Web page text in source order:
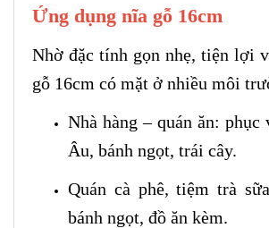
Ứng dụng nĩa gỗ 16cm
Nhờ đặc tính gọn nhẹ, tiện lợi
gỗ 16cm có mặt ở nhiều môi
Nhà hàng – quán ăn: phục
Âu, bánh ngọt, trái cây.
Quán cà phê, tiệm trà
bánh ngọt, đồ ăn kèm.